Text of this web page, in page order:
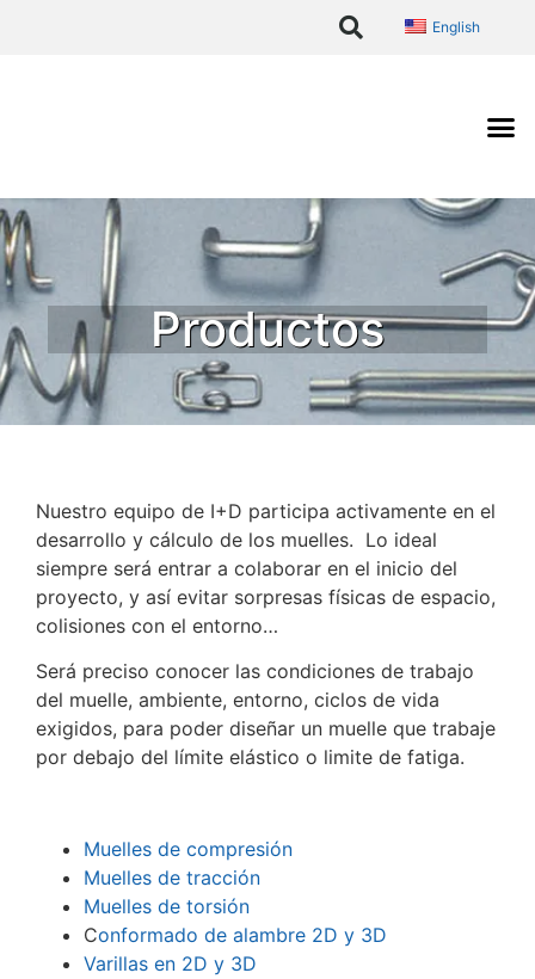
English
Productos
Nuestro equipo de I+D participa activamente en el
desarrollo y cálculo de los muelles. Lo ideal
siempre será entrar a colaborar en el inicio del
proyecto, y así evitar sorpresas físicas de espacio,
colisiones con el entorno…
Será preciso conocer las condiciones de trabajo
del muelle, ambiente, entorno, ciclos de vida
exigidos, para poder diseñar un muelle que trabaje
por debajo del límite elástico o limite de fatiga.
Muelles de compresión
Muelles de tracción
Muelles de torsión
Conformado de alambre 2D y 3D
Varillas en 2D y 3D